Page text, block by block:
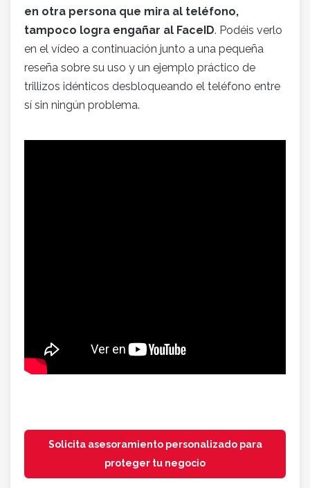
en otra persona que mira al teléfono,
tampoco logra engañar al FaceID. Podéis verlo
en el vídeo a continuación junto a una pequeña
reseña sobre su uso y un ejemplo práctico de
trillizos idénticos desbloqueando el teléfono entre
sí sin ningún problema.
Solicita asesoramiento personalizado para
proteger tu negocio